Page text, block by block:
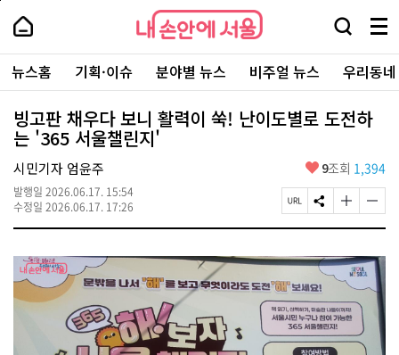
본
로
가
내
손
안
에
서
울
-
서
울
시
대
표
소
통
포
내
손
에
울
검
창
열
기
메
뉴
전
체
보
주
요
서
뉴스홈 기획·이슈 분야별 뉴스 비주얼 뉴스 우리동
빙고판 채우다 보니 활력이 쑥! 난이도별로 도전하
는 '365 서울챌린지'
시민기자 엄윤주
발행일 2026.06.17. 15:54
수정일 2026.06.17. 17:26
좋
요
9조회 1,394
페
이
U
R
L
복
사
S
N
공
유
하
기
글
자
기
크
게
변
경
하
기
글
자
기
작
게
변
경
하
기
페
상
단
로